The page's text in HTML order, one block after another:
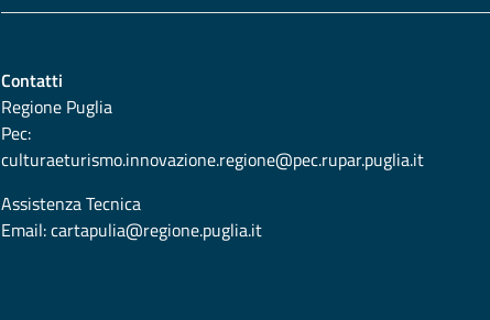
Contatti
Regione Puglia
Pec:
culturaeturismo.innovazione.regione@pec.rupar.puglia.it
Assistenza Tecnica
Email:cartapulia@regione.puglia.it